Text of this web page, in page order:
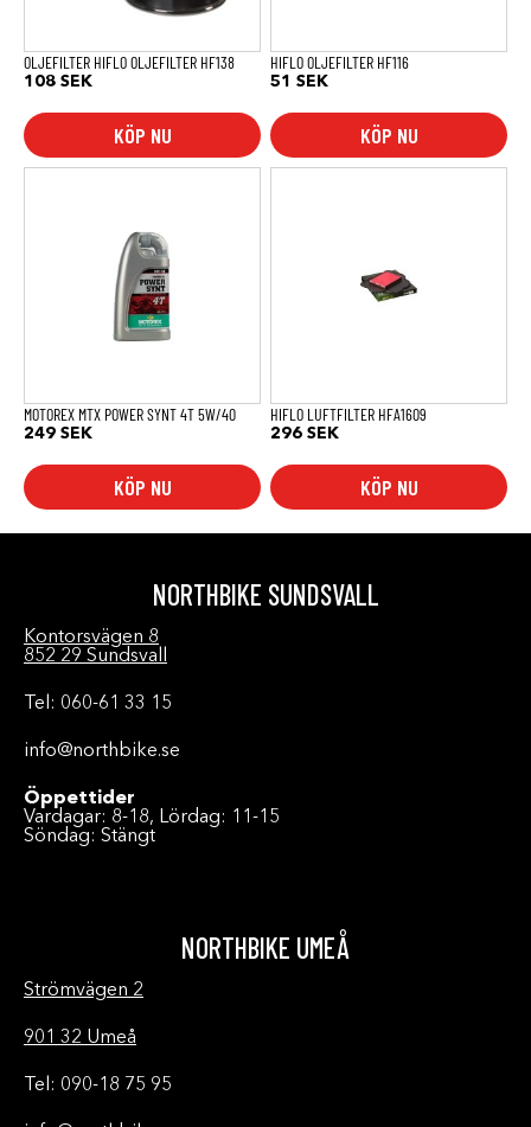
OLJEFILTER HIFLO OLJEFILTER HF138
108 SEK
KÖP NU
HIFLO OLJEFILTER HF116
51 SEK
KÖP NU
MOTOREX MTX POWER SYNT 4T 5W/40
249 SEK
KÖP NU
HIFLO LUFTFILTER HFA1609
296 SEK
KÖP NU
NORTHBIKE SUNDSVALL
Kontorsvägen 8
852 29 Sundsvall
Tel: 060-61 33 15
info@northbike.se
Öppettider
Vardagar: 8-18, Lördag: 11-15
Söndag: Stängt
NORTHBIKE UMEÅ
Strömvägen 2
901 32 Umeå
Tel: 090-18 75 95